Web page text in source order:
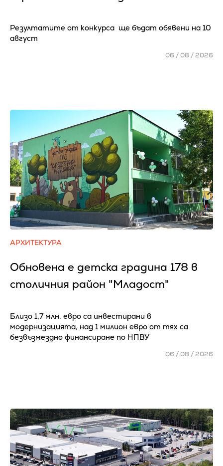
Резултатите от конкурса ще бъдат обявени на 10
август
06 / 08 / 2026
АРХИТЕКТУРА
Обновена е детска градина 178 в
столичния район "Младост"
Близо 1,7 млн. евро са инвестирани в
модернизацията, над 1 милион евро от тях са
безвъзмездно финансиране по НПВУ
06 / 08 / 2026